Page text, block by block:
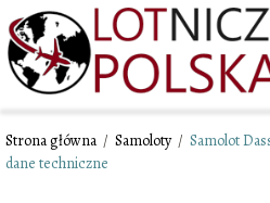
Strona główna / Samoloty / Samolot
dane techniczne